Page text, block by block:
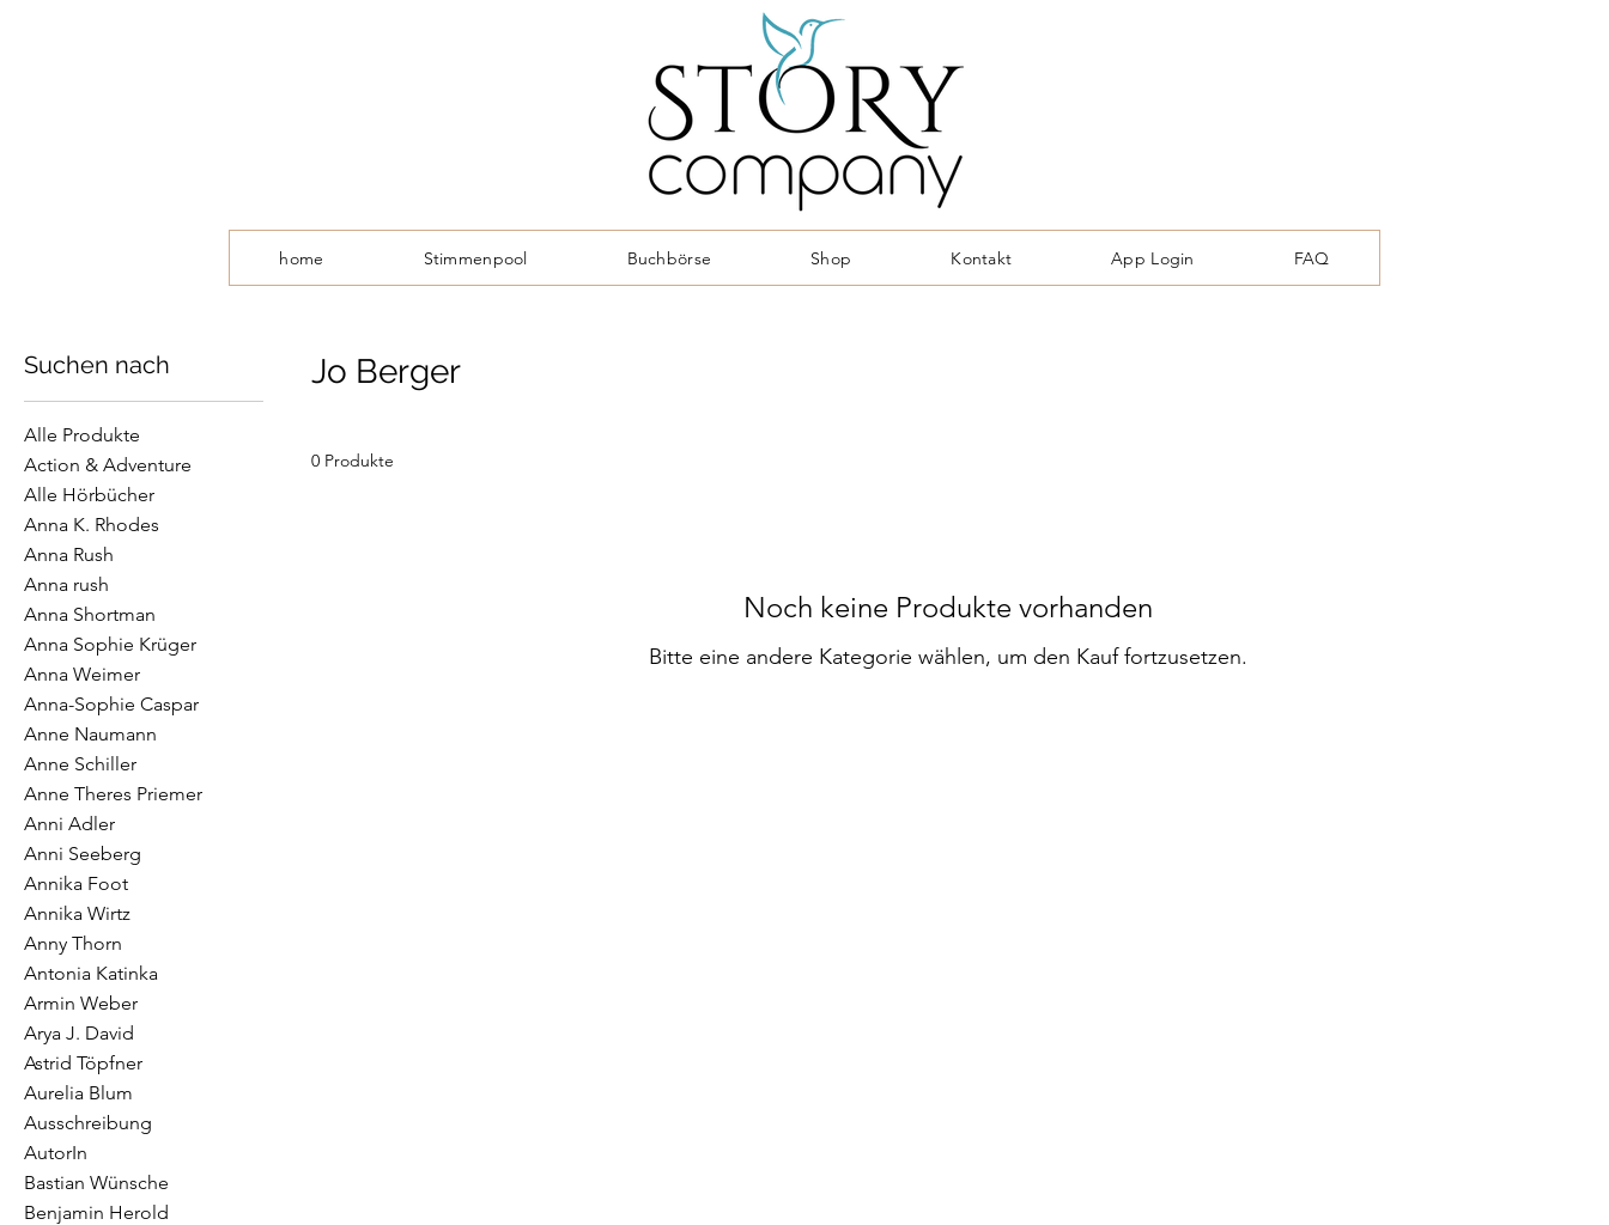
home Stimmenpool Buchbörse Shop Kontakt App Login FAQ
Suchen nach
Alle Produkte
Action & Adventure
Alle Hörbücher
Anna K. Rhodes
Anna Rush
Anna rush
Anna Shortman
Anna Sophie Krüger
Anna Weimer
Anna-Sophie Caspar
Anne Naumann
Anne Schiller
Anne Theres Priemer
Anni Adler
Anni Seeberg
Annika Foot
Annika Wirtz
Anny Thorn
Antonia Katinka
Armin Weber
Arya J. David
Astrid Töpfner
Aurelia Blum
Ausschreibung
AutorIn
Bastian Wünsche
Benjamin Herold
Jo Berger
0 Produkte
Noch keine Produkte vorhanden
Bitte eine andere Kategorie wählen, um den Kauf fortzusetzen.